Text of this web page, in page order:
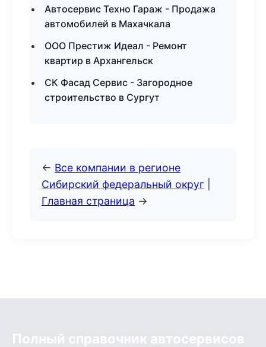
Автосервис Техно Гараж - Продажа
автомобилей в Махачкала
ООО Престиж Идеал - Ремонт
квартир в Архангельск
СК Фасад Сервис - Загородное
строительство в Сургут
← Все компании в регионе
Сибирский федеральный округ
Главная страница →
Полный справочник автосервисов